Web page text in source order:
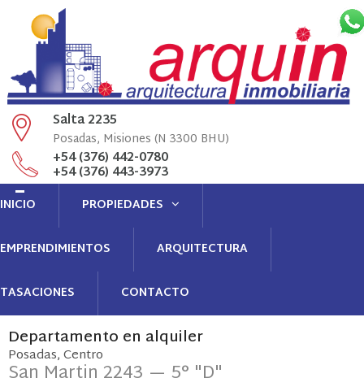
Salta 2235
Posadas, Misiones (N 3300 BHU)
+54 (376) 442-0780
+54 (376) 443-3973
info@arquin.com.ar
administracion@arquin.com.ar
Contacto
INICIO PROPIEDADES
EMPRENDIMIENTOS ARQUITECTURA
TASACIONES CONTACTO
Departamento en alquiler
Posadas Centro
San Martin 2243 — 5° "D"